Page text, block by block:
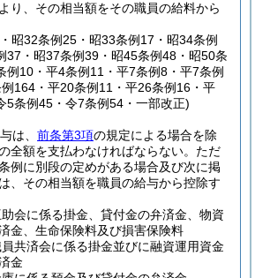
り、その相当額をその職員の給料から
昭32条例25・昭33条例17・昭34条例
37・昭37条例39・昭45条例48・昭50条
例10・平4条例11・平7条例8・平7条例
164・平20条例11・平26条例16・平
5条例45・令7条例54・一部改正)
は、 前条第3項の規定による場合を除
全額を支払わなければならない。 ただ
例に別段の定めがある場合及び次に掲
、その相当額を職員の給与から控除す
会に係る掛金、貸付金の弁済金、物資
金、生命保険料及び損害保険料
共済会に係る掛金並びに融資運用資金
金